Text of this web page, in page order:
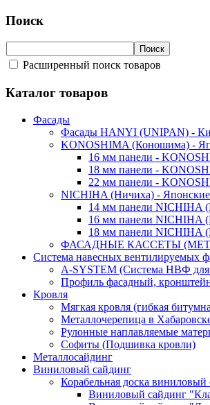
Поиск
Расширенный поиск товаров
Каталог товаров
Фасады
Фасады HANYI (UNIPAN) -
KONOSHIMA (Коношима) -
16 мм панели -
18 мм панели -
22 мм панели -
NICHIHA (Ничиха) - Японские
14 мм панели NICHIHA
16 мм панели NICHIHA
18 мм панели NICHIHA
ФАСАДНЫЕ КАССЕТЫ
Система навесных вентилируемых
A-SYSTEM (Система НВФ
Профиль фасадный,
Кровля
Мягкая кровля (гибкая
Металлочерепица в
Рулонные наплавляемые
Софиты (Подшивка кровли)
Металлосайдинг
Виниловый сайдинг
Корабельная доска виниловый
Виниловый сайдинг